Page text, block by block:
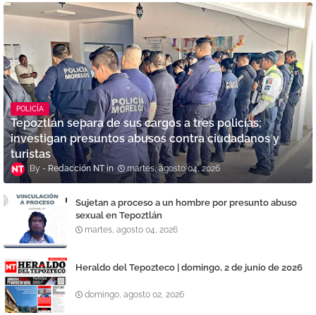
POLICÍA
Tepoztlán separa de sus cargos a tres policías;
investigan presuntos abusos contra ciudadanos y
turistas
Redacción NT martes, agosto 04, 2026
Sujetan a proceso a un hombre por presunto abuso
sexual en Tepoztlán
martes, agosto 04, 2026
Heraldo del Tepozteco | domingo, 2 de junio de 2026
domingo, agosto 02, 2026